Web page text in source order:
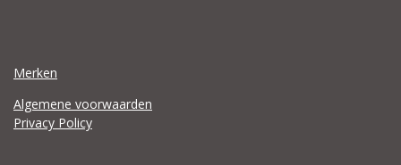
Merken
Algemene voorwaarden
Privacy Policy